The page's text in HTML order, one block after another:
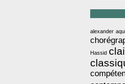
alexander
Hassid